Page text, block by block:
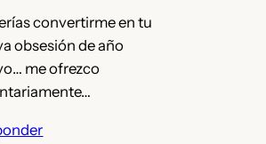
convertirme en tu
obsesión de año
me ofrezco